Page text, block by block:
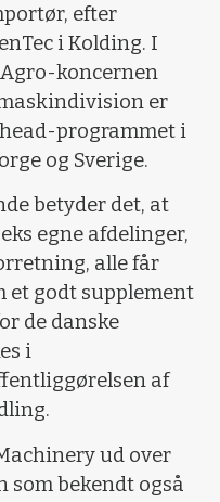
efter
i Kolding. I
koncernen
er
programmet i
og Sverige.
betyder det, at
egne afdelinger,
alle får
et godt supplement
de danske
i
af
ud over
som bekendt også